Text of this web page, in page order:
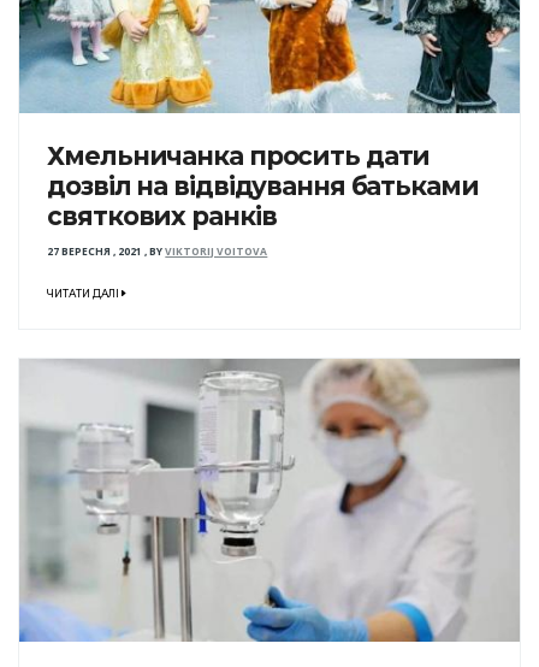
Хмельничанка просить дати
дозвіл на відвідування батьками
святкових ранків
27 ВЕРЕСНЯ , 2021 ,BYVIKTORIJ VOITOVA
ЧИТАТИ ДАЛІ